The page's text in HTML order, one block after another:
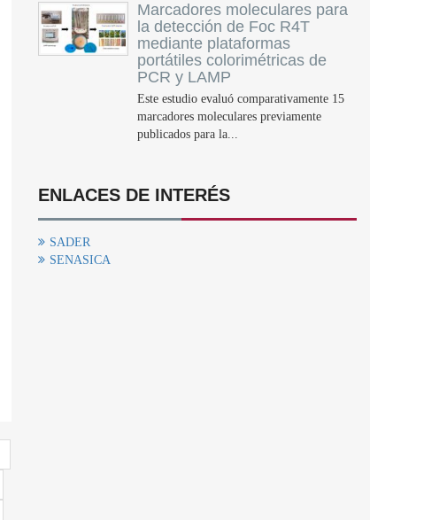
Marcadores moleculares para
la detección de Foc R4T
mediante plataformas
portátiles colorimétricas de
PCR y LAMP
Este estudio evaluó comparativamente 15
marcadores moleculares previamente
publicados para la...
ENLACES DE INTERÉS
SADER
SENASICA